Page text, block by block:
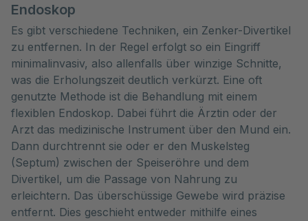
Endoskop
Es gibt verschiedene Techniken, ein Zenker-Divertikel
zu entfernen. In der Regel erfolgt so ein Eingriff
minimalinvasiv, also allenfalls über winzige Schnitte,
was die Erholungszeit deutlich verkürzt. Eine oft
genutzte Methode ist die Behandlung mit einem
flexiblen Endoskop. Dabei führt die Ärztin oder der
Arzt das medizinische Instrument über den Mund ein.
Dann durchtrennt sie oder er den Muskelsteg
(Septum) zwischen der Speiseröhre und dem
Divertikel, um die Passage von Nahrung zu
erleichtern. Das überschüssige Gewebe wird präzise
entfernt. Dies geschieht entweder mithilfe eines